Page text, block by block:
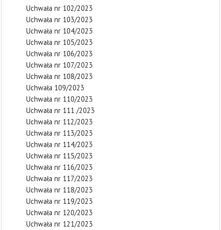
Uchwała nr 102/2023
Uchwała nr 103/2023
Uchwała nr 104/2023
Uchwała nr 105/2023
Uchwała nr 106/2023
Uchwała nr 107/2023
Uchwała nr 108/2023
Uchwała 109/2023
Uchwała nr 110/2023
Uchwała nr 111 /2023
Uchwała nr 112/2023
Uchwała nr 113/2023
Uchwała nr 114/2023
Uchwała nr 115/2023
Uchwała nr 116/2023
Uchwała nr 117/2023
Uchwała nr 118/2023
Uchwała nr 119/2023
Uchwała nr 120/2023
Uchwała nr 121/2023